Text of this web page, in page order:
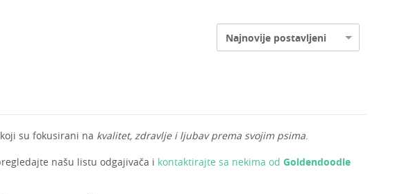
Najnovije postavljeni
su fokusirani na kvalitet, zdravlje i ljubav prema svojim psima.
našu listu odgajivača i kontaktirajte sa nekima od Goldendoodle